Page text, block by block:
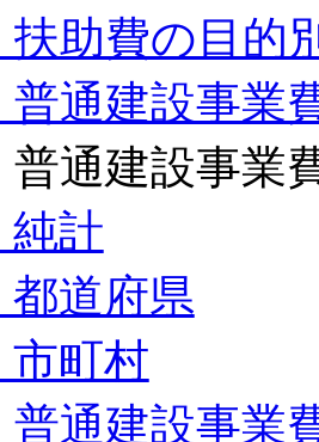
助費の目的
通建設事業
通建設事業
計
道府県
町村
通建設事業